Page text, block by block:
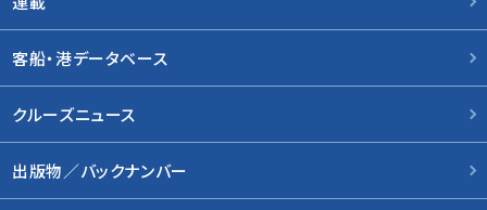
客船・港データベース
クルーズニュース
出版物／バックナンバー